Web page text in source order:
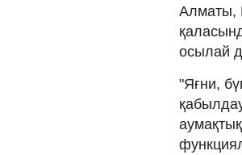
Алматы,
осылай
"Яғни,